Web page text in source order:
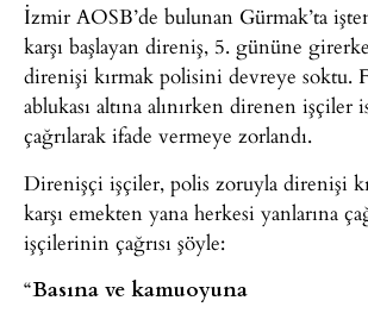
İzmir AOSB’de bulunan Gürmak’ta işten
karşı başlayan direniş, 5. gününe
direnişi kırmak polisini devreye soktu.
ablukası altına alınırken direnen işçiler
çağrılarak ifade vermeye zorlandı.
Direnişçi işçiler, polis zoruyla direnişi
karşı emekten yana herkesi yanlarına
işçilerinin çağrısı şöyle:
“Basına ve kamuoyuna